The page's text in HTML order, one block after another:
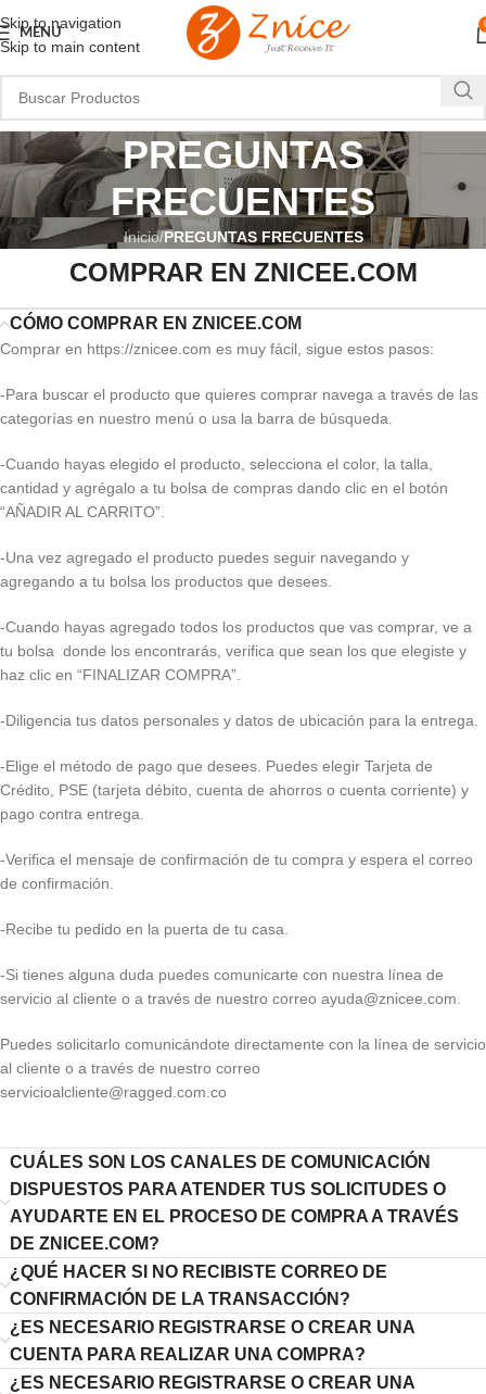
Skip to navigation
Skip to main content
MENU
PREGUNTAS
FRECUENTES
Inicio PREGUNTAS FRECUENTES
COMPRAR EN ZNICEE.COM
CÓMO COMPRAR EN ZNICEE.COM
Comprar en https://znicee.com es muy fácil, sigue estos pasos:
-Para buscar el producto que quieres comprar navega a través de las
categorías en nuestro menú o usa la barra de búsqueda.
-Cuando hayas elegido el producto, selecciona el color, la talla,
cantidad y agrégalo a tu bolsa de compras dando clic en el botón
“AÑADIR AL CARRITO”.
-Una vez agregado el producto puedes seguir navegando y
agregando a tu bolsa los productos que desees.
-Cuando hayas agregado todos los productos que vas comprar, ve a
tu bolsa donde los encontrarás, verifica que sean los que elegiste y
haz clic en “FINALIZAR COMPRA”.
-Diligencia tus datos personales y datos de ubicación para la entrega.
-Elige el método de pago que desees. Puedes elegir Tarjeta de
Crédito, PSE (tarjeta débito, cuenta de ahorros o cuenta corriente) y
pago contra entrega.
-Verifica el mensaje de confirmación de tu compra y espera el correo
de confirmación.
-Recibe tu pedido en la puerta de tu casa.
-Si tienes alguna duda puedes comunicarte con nuestra línea de
servicio al cliente o a través de nuestro correo ayuda@znicee.com.
Puedes solicitarlo comunicándote directamente con la línea de servicio
al cliente o a través de nuestro correo
servicioalcliente@ragged.com.co
CUÁLES SON LOS CANALES DE COMUNICACIÓN
DISPUESTOS PARA ATENDER TUS SOLICITUDES O
AYUDARTE EN EL PROCESO DE COMPRA A TRAVÉS
DE ZNICEE.COM?
¿QUÉ HACER SI NO RECIBISTE CORREO DE
CONFIRMACIÓN DE LA TRANSACCIÓN?
¿ES NECESARIO REGISTRARSE O CREAR UNA
CUENTA PARA REALIZAR UNA COMPRA?
¿ES NECESARIO REGISTRARSE O CREAR UNA